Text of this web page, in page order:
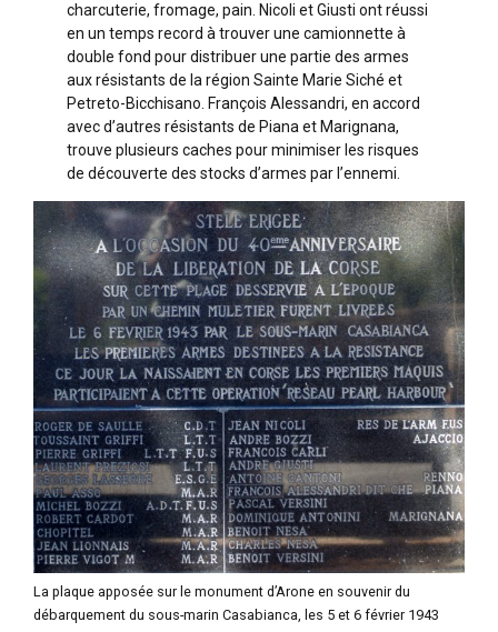
charcuterie, fromage, pain. Nicoli et Giusti ont réussi
en un temps record à trouver une camionnette à
double fond pour distribuer une partie des armes
aux résistants de la région Sainte Marie Siché et
Petreto-Bicchisano. François Alessandri, en accord
avec d’autres résistants de Piana et Marignana,
trouve plusieurs caches pour minimiser les risques
de découverte des stocks d’armes par l’ennemi.
La plaque apposée sur le monument d’Arone en souvenir du
débarquement du sous-marin Casabianca, les 5 et 6 février 1943